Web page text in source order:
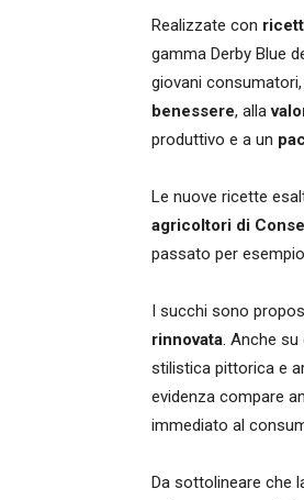
Realizzate con
gamma Derby Blue
giovani
benessere, alla
produttivo e a un
Le nuove ricette
agricoltori di
passato per
I succhi sono
rinnovata. Anche
stilistica pittorica e
evidenza compare
immediato al
Da sottolineare che